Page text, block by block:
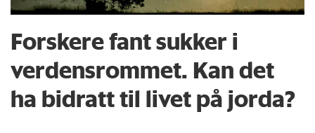
Forskere fant sukker i
verdensrommet. Kan det
ha bidratt til livet på jorda?